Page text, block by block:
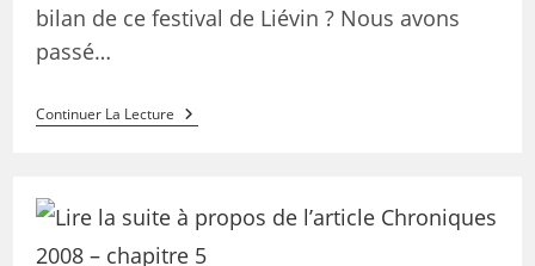
bilan de ce festival de Liévin ? Nous avons
passé…
Continuer La Lecture